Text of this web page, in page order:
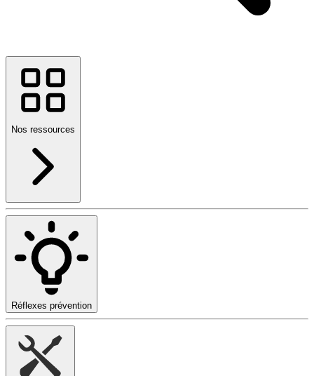
Nos ressources
Réflexes prévention